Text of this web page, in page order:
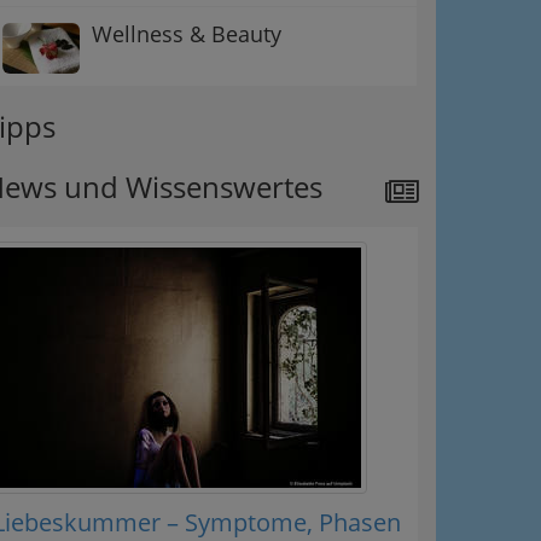
Wellness & Beauty
und Wissenswertes
– Symptome, Phasen